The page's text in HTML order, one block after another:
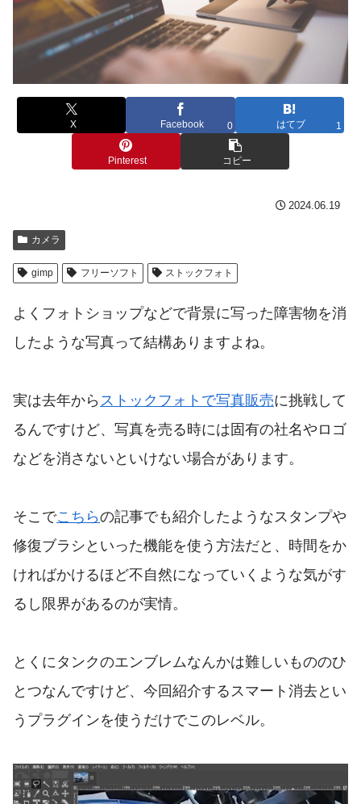
X Facebook 0 はてブ 1
Pinterest コピー
2024.06.19
カメラ
gimp フリーソフト ストックフォト
よくフォトショップなどで背景に写った障害物を消
したような写真って結構ありますよね。
実は去年から ストックフォトで写真販売に挑戦して
るんですけど、写真を売る時には固有の社名やロゴ
などを消さないといけない場合があります。
そこでこちらの記事でも紹介したようなスタンプや
修復ブラシといった機能を使う方法だと、時間をか
ければかけるほど不自然になっていくような気がす
るし限界があるのが実情。
とくにタンクのエンブレムなんかは難しいもののひ
とつなんですけど、今回紹介するスマート消去とい
うプラグインを使うだけでこのレベル。